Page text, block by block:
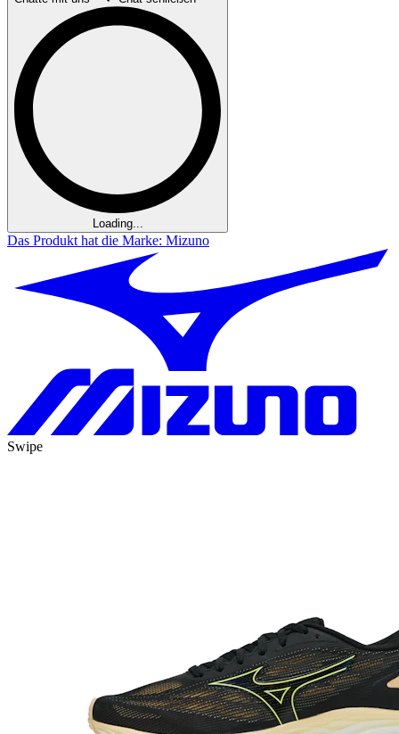
Loading...
Das Produkt hat die Marke: Mizuno
Swipe